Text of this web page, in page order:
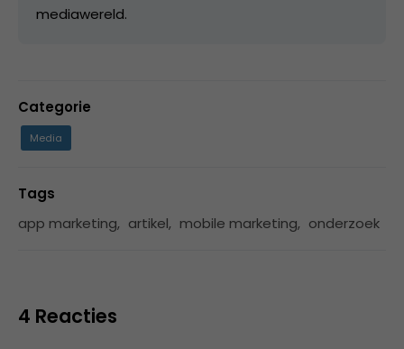
mediawereld.
Categorie
Media
Tags
app marketing, artikel, mobile marketing, onderzoek
4 Reacties